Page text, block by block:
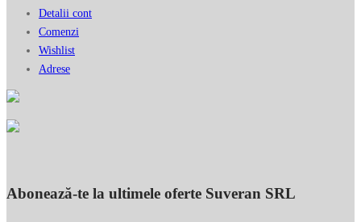
Detalii cont
Comenzi
Wishlist
Adrese
Abonează-te la ultimele oferte Suveran SRL